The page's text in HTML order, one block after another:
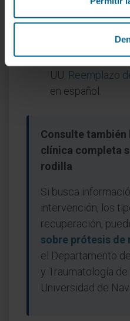
MedlinePlus,
Biblioteca
UU. Reemplazo
en español.
Consulte
clínica completa
rodilla
Si busca
intervención, los
recuperación,
sobre prótesis de
el Departamento
y Traumatología de
Universidad de